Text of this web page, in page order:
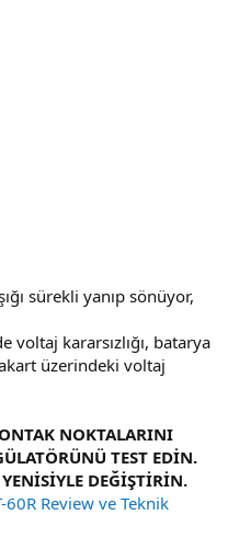
sürekli yanıp sönüyor,
voltaj kararsızlığı, batarya
üzerindeki voltaj
NOKTALARINI
TEST EDİN.
DEĞİŞTİRİN.
60R Review ve Teknik